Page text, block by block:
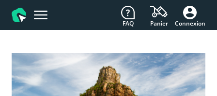
FAQ Panier Connexion